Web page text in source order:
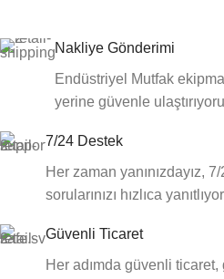
Nakliye Gönderimi
Endüstriyel Mutfak
yerine güvenle
7/24 Destek
Her zaman yanınızdayız,
sorularınızı hızlıca
Güvenli Ticaret
Her adımda güvenli